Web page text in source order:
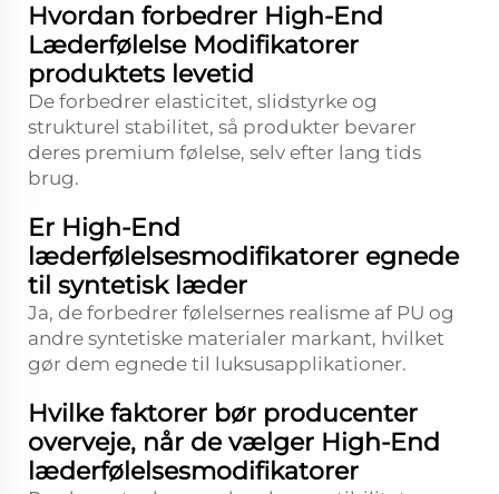
Hvordan forbedrer High-End
Læderfølelse Modifikatorer
produktets levetid
De forbedrer elasticitet, slidstyrke og
strukturel stabilitet, så produkter bevarer
deres premium følelse, selv efter lang tids
brug.
Er High-End
læderfølelsesmodifikatorer egnede
til syntetisk læder
Ja, de forbedrer følelsernes realisme af PU og
andre syntetiske materialer markant, hvilket
gør dem egnede til luksusapplikationer.
Hvilke faktorer bør producenter
overveje, når de vælger High-End
læderfølelsesmodifikatorer